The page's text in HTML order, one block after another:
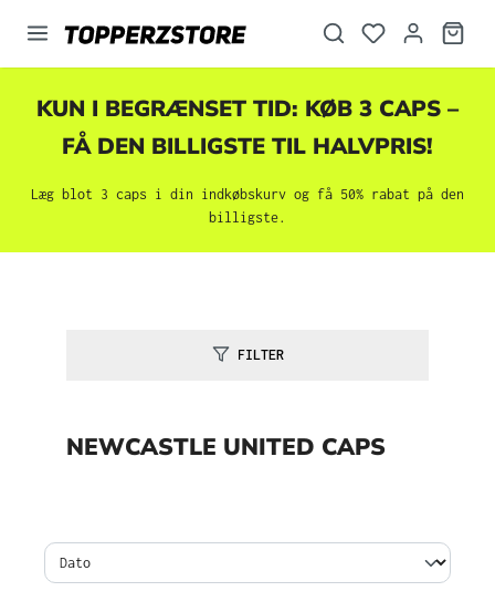
KUN I BEGRÆNSET TID: KØB 3 CAPS –
FÅ DEN BILLIGSTE TIL HALVPRIS!
Læg blot 3 caps i din indkøbskurv og få 50% rabat på den
billigste.
FILTER
NEWCASTLE UNITED CAPS